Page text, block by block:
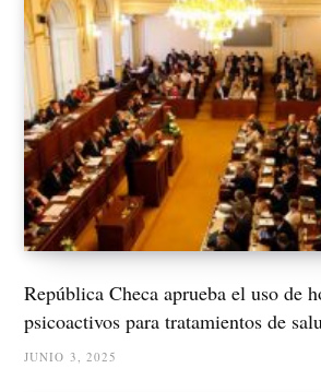
República Checa aprueba el uso de
psicoactivos para tratamientos de
JUNIO 3, 2025